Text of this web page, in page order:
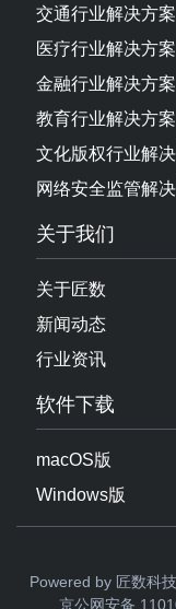
交通行业解决方案
医疗行业解决方案
金融行业解决方案
教育行业解决方案
文化版权行业解
网络安全监管解
关于我们
关于匠数
新闻动态
行业资讯
软件下载
macOS版
Windows版
Powered by 匠数科
京公网安备